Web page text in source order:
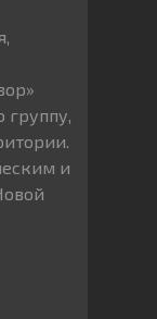
группу,
и